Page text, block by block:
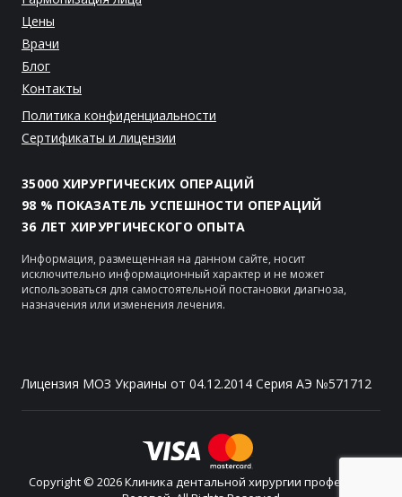
Цены
Врачи
Блог
Контакты
Политика конфиденциальности
Сертификаты и лицензии
35000 ХИРУРГИЧЕСКИХ ОПЕРАЦИЙ
98 % ПОКАЗАТЕЛЬ УСПЕШНОСТИ ОПЕРАЦИЙ
36 ЛЕТ ХИРУРГИЧЕСКОГО ОПЫТА
Информация, размещенная на данном сайте, носит
исключительно информационный характер и не может
использоваться для самостоятельной постановки диагноза,
назначения или изменения лечения.
Лицензия МОЗ Украины от 04.12.2014 Серия АЭ №571712
Copyright © 2026 Клиника дентальной хирургии профессора